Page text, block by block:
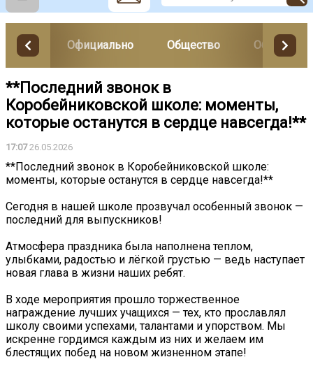
Официально Общество
**Последний звонок в
Коробейниковской школе: моменты,
которые останутся в сердце навсегда!**
17:0726.05.2026
**Последний звонок в Коробейниковской школе:
моменты, которые останутся в сердце навсегда!**
Сегодня в нашей школе прозвучал особенный звонок —
последний для выпускников!
Атмосфера праздника была наполнена теплом,
улыбками, радостью и лёгкой грустью — ведь наступает
новая глава в жизни наших ребят.
В ходе мероприятия прошло торжественное
награждение лучших учащихся — тех, кто прославлял
школу своими успехами, талантами и упорством. Мы
искренне гордимся каждым из них и желаем им
блестящих побед на новом жизненном этапе!